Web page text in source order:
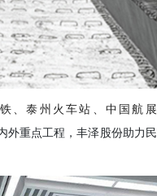
、泰州火车站、中国航
外重点工程，丰泽股份助力